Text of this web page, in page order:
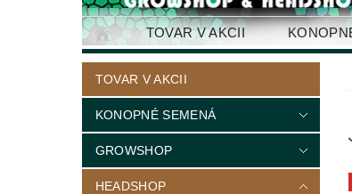
TOVAR V AKCII
KONTAKTY
TOVAR V AKCII
KONOPNÉ SEMENÁ
GROWSHOP
HEADSHOP